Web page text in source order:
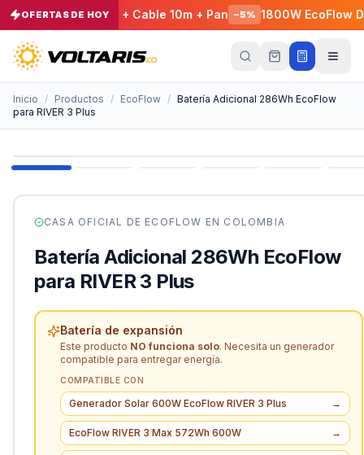
OFERTAS DE HOY
EcoFlow E980 + Cable 10m + Pan −5% 1800W EcoFlow
Inicio / Productos / EcoFlow / Batería Adicional 286Wh EcoFlow
para RIVER 3 Plus
CASA OFICIAL DE ECOFLOW EN COLOMBIA
Batería Adicional 286Wh EcoFlow
para RIVER 3 Plus
Batería de expansión
Este producto NO funciona solo. Necesita un generador
compatible para entregar energía.
COMPATIBLE CON
Generador Solar 600W EcoFlow RIVER 3 Plus →
EcoFlow RIVER 3 Max 572Wh 600W →
Tu
Vacío
Tu
está
Agrega
al
y
productos